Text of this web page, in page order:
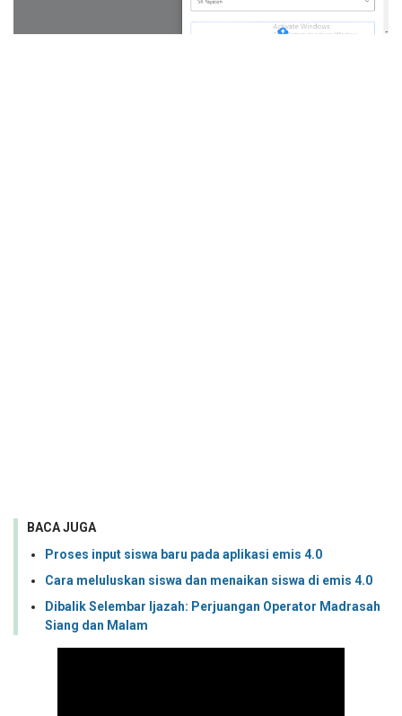
BACA JUGA
Proses input siswa baru pada aplikasi emis 4.0
Cara meluluskan siswa dan menaikan siswa di emis 4.0
Dibalik Selembar Ijazah: Perjuangan Operator Madrasah
Siang dan Malam